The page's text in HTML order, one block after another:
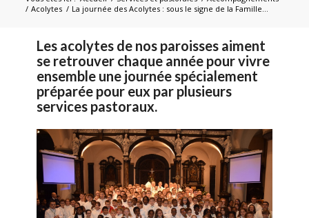
/ Acolytes / La journée des Acolytes : sous le signe de la Famille…
Les acolytes de nos paroisses aiment
se retrouver chaque année pour vivre
ensemble une journée spécialement
préparée pour eux par plusieurs
services pastoraux.